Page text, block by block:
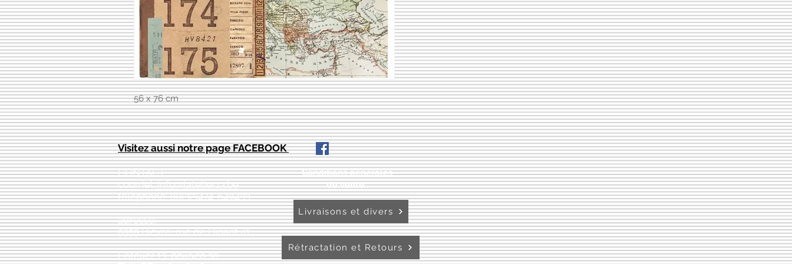
56 x 76 cm
Visitez aussi notre page FACEBOOK
CONTACT:
courriel:info@latelier13.be
téléphone: 00(32)474-649433
adresse:
5555 Bièvre, rue de Dinant 41
L'Atelier 13, phil&co srl
Conditions générales
de vente::
Livraisons et divers
Rétractation et Retours